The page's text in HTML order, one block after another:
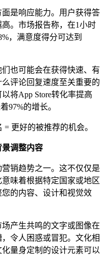
是响应能力。用户获得答
。市场报告称，在1小时
，满意度得分可达到
也可能会在获得快速、有
评论回复速度至关重要的
将App Store转化率提高
97%的增长。
更好的被推荐的机会。
调整内容
销趋势之一。这不仅仅是
味着根据特定国家或地区
的内容、设计和视觉效
产生共鸣的文字或图像在
令人困惑或冒犯。文化相
量身定制的设计元素可以